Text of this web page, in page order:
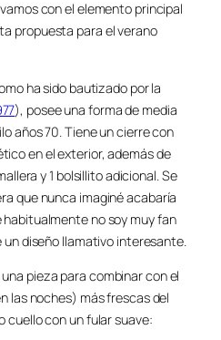
con el elemento principal
propuesta para el verano
ha sido bautizado por la
), posee una forma de media
años 70. Tiene un cierre con
en el exterior, además de
y 1 bolsillito adicional. Se
que nunca imaginé acabaría
no soy muy fan
diseño llamativo interesante.
pieza para combinar con el
las noches) más frescas del
cuello con un fular suave: